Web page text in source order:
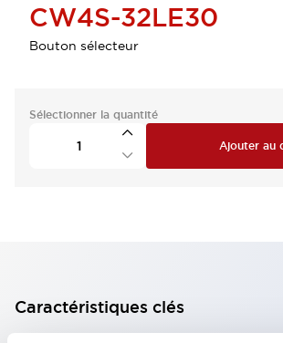
CW4S-32LE30
Bouton sélecteur
Sélectionner la quantité
Ajouter au
Caractéristiques clés